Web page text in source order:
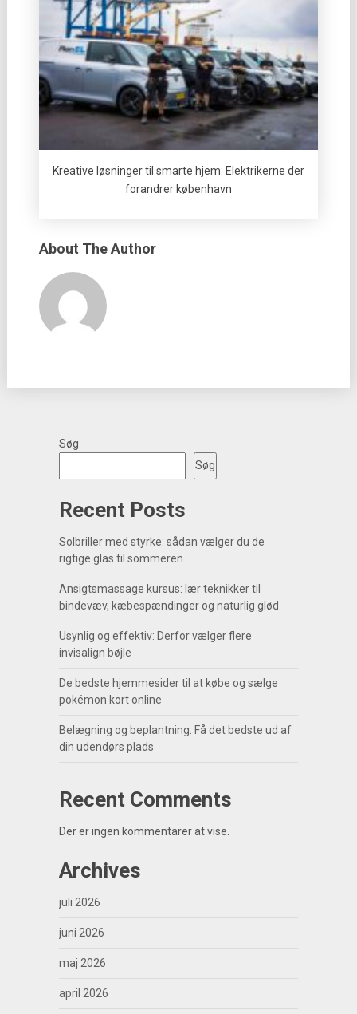
Kreative løsninger til smarte hjem: Elektrikerne der
forandrer københavn
About The Author
Søg
Søg
Recent Posts
Solbriller med styrke: sådan vælger du de
rigtige glas til sommeren
Ansigtsmassage kursus: lær teknikker til
bindevæv, kæbespændinger og naturlig glød
Usynlig og effektiv: Derfor vælger flere
invisalign bøjle
De bedste hjemmesider til at købe og sælge
pokémon kort online
Belægning og beplantning: Få det bedste ud af
din udendørs plads
Recent Comments
Der er ingen kommentarer at vise.
Archives
juli 2026
juni 2026
maj 2026
april 2026